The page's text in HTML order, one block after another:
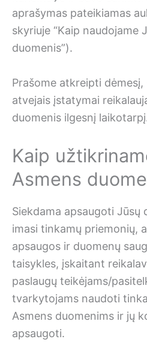
aprašymas pateikiamas
skyriuje “Kaip naudojame
duomenis”).
Prašome atkreipti
atvejais įstatymai
duomenis ilgesnį
Kaip
Asmens
Siekdama apsaugoti Jūsų
imasi tinkamų priemonių,
apsaugos ir duomenų
taisykles, įskaitant
paslaugų teikėjams/
tvarkytojams naudoti
Asmens duomenims ir jų
apsaugoti.